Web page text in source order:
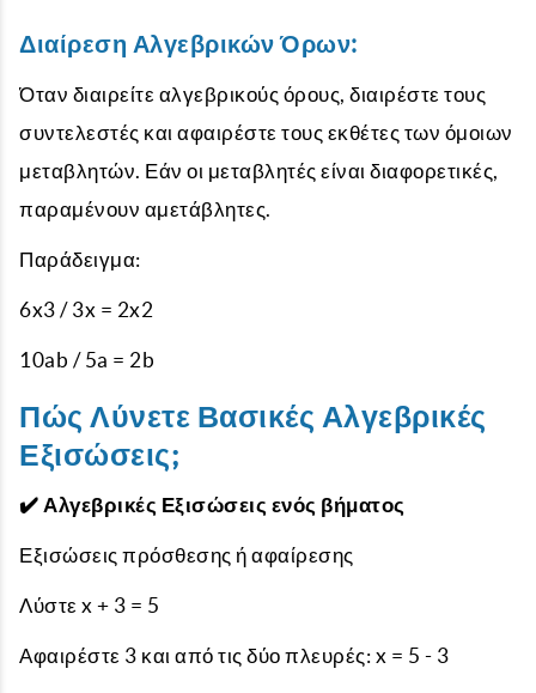
Διαίρεση Αλγεβρικών Όρων:
Όταν διαιρείτε αλγεβρικούς όρους, διαιρέστε τους
συντελεστές και αφαιρέστε τους εκθέτες των όμοιων
μεταβλητών. Εάν οι μεταβλητές είναι διαφορετικές,
παραμένουν αμετάβλητες.
Παράδειγμα:
6x3 / 3x = 2x2
10ab / 5a = 2b
Πώς Λύνετε Βασικές Αλγεβρικές
Εξισώσεις;
✔️ Αλγεβρικές Εξισώσεις ενός βήματος
Εξισώσεις πρόσθεσης ή αφαίρεσης
Λύστε x + 3 = 5
Αφαιρέστε 3 και από τις δύο πλευρές: x = 5 - 3